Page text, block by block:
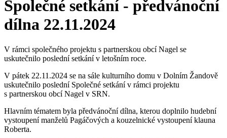
Společné setkání - předvánoční
dílna 22.11.2024
V rámci společného projektu s partnerskou obcí Nagel se
uskutečnilo poslední setkání v letošním roce.
V pátek 22.11.2024 se na sále kulturního domu v Dolním Žandově
uskutečnilo poslední Společné setkání v rámci projektu
s partnerskou obcí Nagel v SRN.
Hlavním tématem byla předvánoční dílna, kterou doplnilo hudební
vystoupení manželů Pagáčových a kouzelnické vystoupení klauna
Roberta.